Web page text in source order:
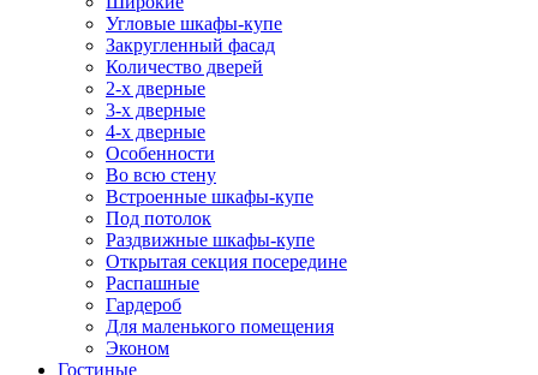
Угловые шкафы-купе
Закругленный фасад
Количество дверей
2-х дверные
3-х дверные
4-х дверные
Особенности
Во всю стену
Встроенные шкафы-купе
Под потолок
Раздвижные шкафы-купе
Открытая секция посередине
Распашные
Гардероб
Для маленького помещения
Эконом
Гостиные